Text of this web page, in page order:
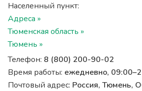
Населенный пункт:
Адреса »
Тюменская область »
Тюмень »
Телефон: 8 (800) 200-90-02
Время работы: ежедневно,
Почтовый адрес: Россия, Тюмень,